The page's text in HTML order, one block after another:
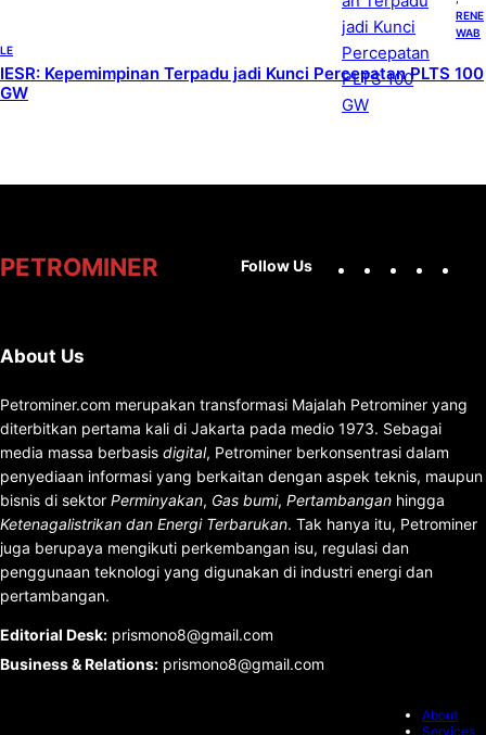
RENE
WAB
LE
IESR: Kepemimpinan Terpadu jadi Kunci Percepatan PLTS 100
GW
PETROMINER Follow Us
About Us
Petrominer.com merupakan transformasi Majalah Petrominer yang
diterbitkan pertama kali di Jakarta pada medio 1973. Sebagai
media massa berbasis digital, Petrominer berkonsentrasi dalam
penyediaan informasi yang berkaitan dengan aspek teknis, maupun
bisnis di sektor Perminyakan, Gas bumi, Pertambangan hingga
Ketenagalistrikan dan Energi Terbarukan. Tak hanya itu, Petrominer
juga berupaya mengikuti perkembangan isu, regulasi dan
penggunaan teknologi yang digunakan di industri energi dan
pertambangan.
Editorial Desk: prismono8@gmail.com
Business & Relations: prismono8@gmail.com
About
Services